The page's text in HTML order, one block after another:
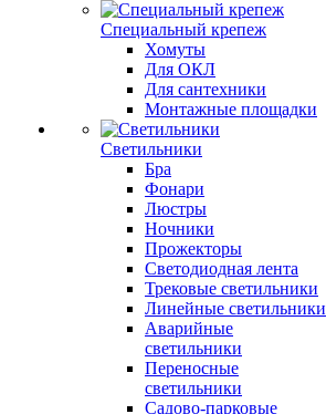
Специальный крепеж
Хомуты
Для ОКЛ
Для сантехники
Монтажные площадки
Светильники
Бра
Фонари
Люстры
Ночники
Прожекторы
Светодиодная лента
Трековые светильники
Линейные светильники
Аварийные
светильники
Переносные
светильники
Садово-парковые